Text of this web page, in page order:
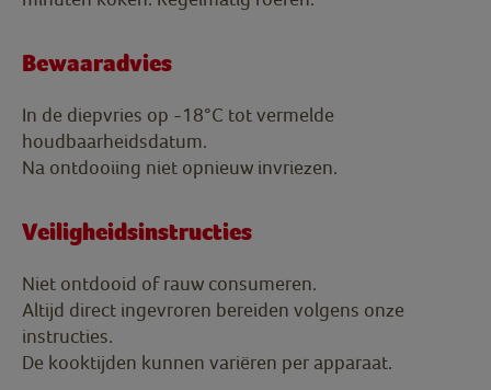
Bewaaradvies
In de diepvries op -18°C tot vermelde
houdbaarheidsdatum.
Na ontdooiing niet opnieuw invriezen.
Veiligheidsinstructies
Niet ontdooid of rauw consumeren.
Altijd direct ingevroren bereiden volgens onze
instructies.
De kooktijden kunnen variëren per apparaat.